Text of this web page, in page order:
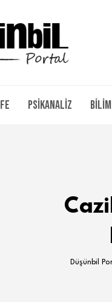
Psikanaliz Bilim
Düşünbil